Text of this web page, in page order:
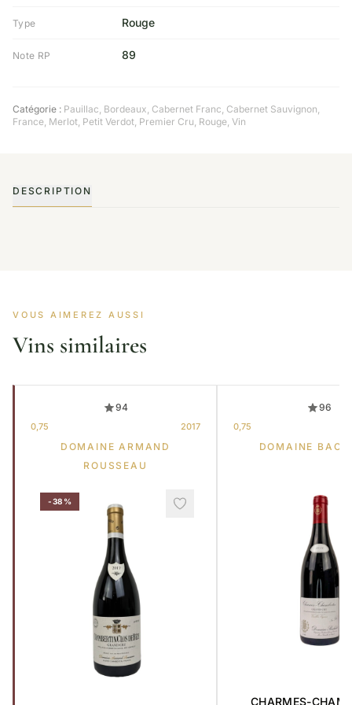
Type Rouge
Note RP 89
Catégorie : Pauillac Bordeaux Cabernet Franc Cabernet Sauvignon
France Merlot Petit Verdot Premier Cru Rouge Vin
DESCRIPTION
VOUS AIMEREZ AUSSI
Vins similaires
94
0,75 2017
DOMAINE ARMAND
ROUSSEAU
-38%
96
0,75
DOMAINE
CHARMES-